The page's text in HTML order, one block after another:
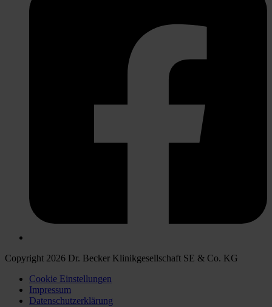
Copyright 2026 Dr. Becker Klinikgesellschaft SE & Co. KG
Cookie Einstellungen
Impressum
Datenschutzerklärung